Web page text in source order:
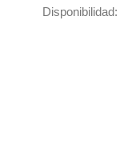
Disponibilidad: